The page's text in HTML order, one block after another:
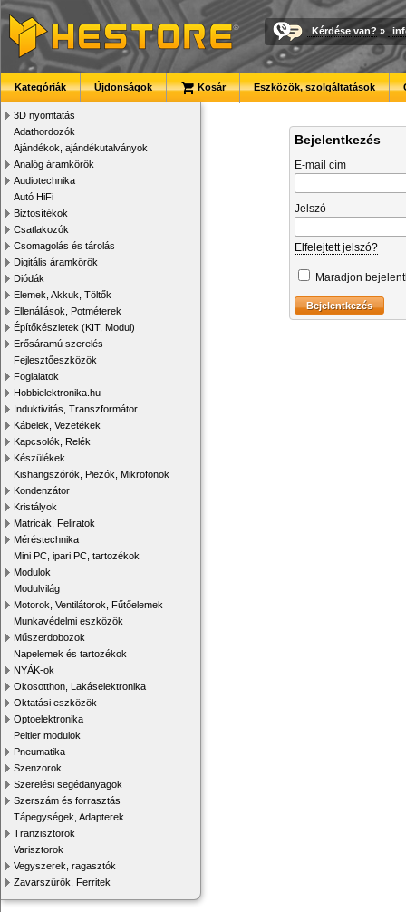
Kérdése van? »
Kategóriák Újdonságok Kosár Eszközök, szolgáltatások
3D nyomtatás
Adathordozók
Ajándékok, ajándékutalványok
Analóg áramkörök
Audiotechnika
Autó HiFi
Biztosítékok
Csatlakozók
Csomagolás és tárolás
Digitális áramkörök
Diódák
Elemek, Akkuk, Töltők
Ellenállások, Potméterek
Építőkészletek (KIT, Modul)
Erősáramú szerelés
Fejlesztőeszközök
Foglalatok
Hobbielektronika.hu
Induktivitás, Transzformátor
Kábelek, Vezetékek
Kapcsolók, Relék
Készülékek
Kishangszórók, Piezók, Mikrofonok
Kondenzátor
Kristályok
Matricák, Feliratok
Méréstechnika
Mini PC, ipari PC, tartozékok
Modulok
Modulvilág
Motorok, Ventilátorok, Fűtőelemek
Munkavédelmi eszközök
Műszerdobozok
Napelemek és tartozékok
NYÁK-ok
Okosotthon, Lakáselektronika
Oktatási eszközök
Optoelektronika
Peltier modulok
Pneumatika
Szenzorok
Szerelési segédanyagok
Szerszám és forrasztás
Tápegységek, Adapterek
Tranzisztorok
Varisztorok
Vegyszerek, ragasztók
Zavarszűrők, Ferritek
Bejelentkezés
E-mail cím
Jelszó
Elfelejtett jelszó?
Maradjon